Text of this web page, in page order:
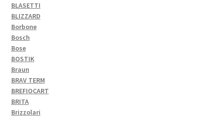
BLASETTI
BLIZZARD
Borbone
Bosch
Bose
BOSTIK
Braun
BRAV TERM
BREFIOCART
BRITA
Brizzolari